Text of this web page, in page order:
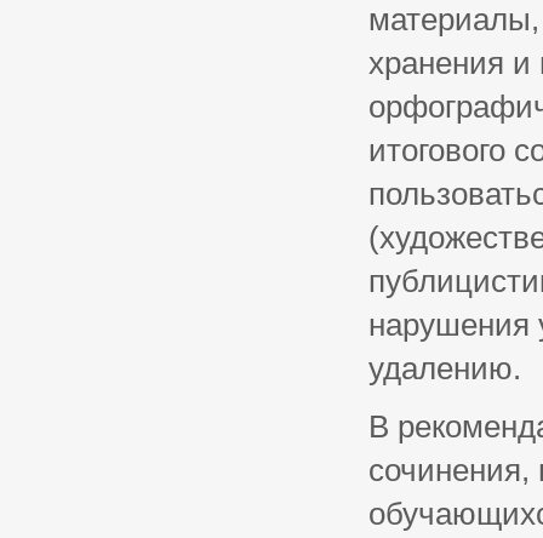
хранения
итогового
нарушения
удалению.
В
сочинения,